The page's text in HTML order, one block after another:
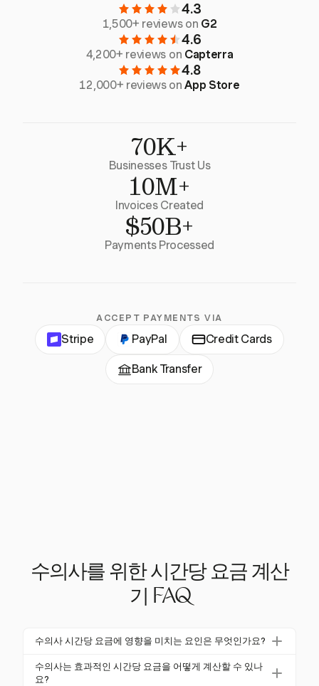
4.3
1,500+ reviews on G2
4.6
4,200+ reviews on Capterra
4.8
12,000+ reviews onApp Store
70K+
Businesses Trust Us
10M+
Invoices Created
$50B+
Payments Processed
ACCEPT PAYMENTS VIA
Stripe PayPal Credit Cards
Bank Transfer
수의사를 위한 시간당 요금 계산
기 FAQ
수의사 시간당 요금에 영향을 미치는 요인은 무엇인가요?
수의사 시간당 요금은 경험, 위치 및 진료 유형에 의해
영향을 받습니다. 예를 들어, 도시 진료는 높은 점유 비
수의사는 효과적인 시간당 요금을 어떻게 계산할 수 있나
요?